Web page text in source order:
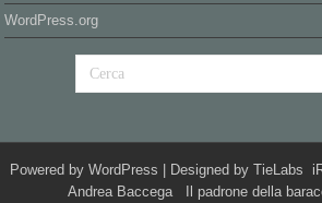
WordPress.org
Powered by WordPress | Designed by TieLabs
Andrea Baccega Il padrone della